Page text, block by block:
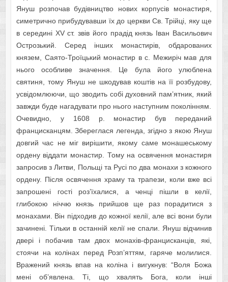
Януш розпочав будівництво нових корпусів монастиря,
симетрично прибудувавши їх до церкви Св. Трійці, яку ще
в середині XV ст. звів його прадід князь Іван Васильович
Острозький. Серед інших монастирів, обдарованих
князем, Саято-Троїцький монастир в с. Межиріч мав для
нього особливе значення. Це була його улюблена
святиня, тому Януш не шкодував коштів на її розбудову,
усвідомлюючи, що зводить собі духовний пам’ятник, який
завжди буде нагадувати про нього наступним поколінням.
Очевидно, у 1608 р. монастир був переданий
францисканцям. Збереглася легенда, згідно з якою Януш
довгий час не міг вирішити, якому саме монашеському
ордену віддати монастир. Тому на освячення монастиря
запросив з Литви, Польщі та Русі по два монахи з кожного
ордену. Після освячення храму та трапези, коли вже всі
запрошені гості роз’їхалися, а ченці пішли в келії,
глибокою ніччю князь прийшов ще раз порадитися з
монахами. Він підходив до кожної келії, але всі вони були
зачинені. Тільки в останній келії не спали. Януш відчинив
двері і побачив там двох монахів-францисканців, які,
стоячи на колінах перед Розп’яттям, гаряче молилися.
Вражений князь впав на коліна і вигукнув: “Воля Божа
мені об’явлена. Ті, що хвалять Бога, коли інші